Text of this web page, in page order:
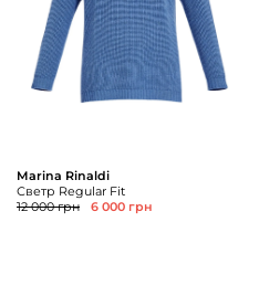
Marina Rinaldi
Светр Regular Fit
12 000 грн
6 000 грн